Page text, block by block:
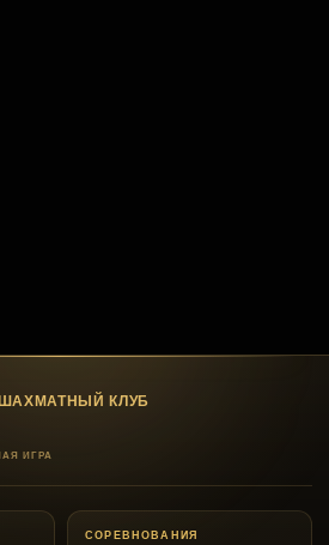
КЛУБ
ИГРА
СОРЕВНОВАНИЯ